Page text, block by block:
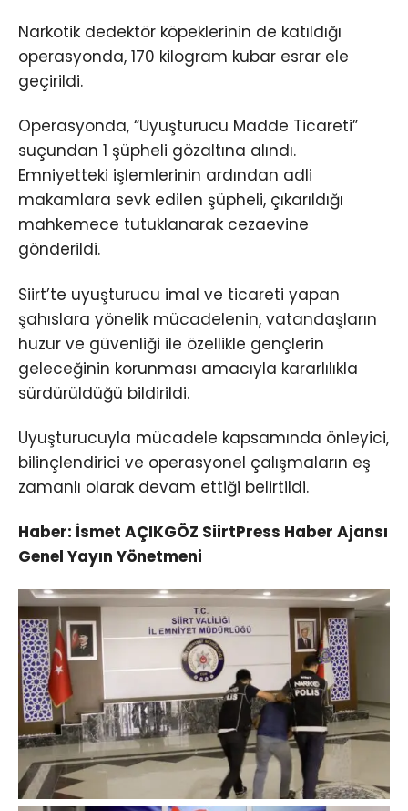
Narkotik dedektör köpeklerinin de katıldığı
operasyonda, 170 kilogram kubar esrar ele
geçirildi.
Operasyonda, “Uyuşturucu Madde Ticareti”
suçundan 1 şüpheli gözaltına alındı.
Emniyetteki işlemlerinin ardından adli
makamlara sevk edilen şüpheli, çıkarıldığı
mahkemece tutuklanarak cezaevine
gönderildi.
Siirt’te uyuşturucu imal ve ticareti yapan
şahıslara yönelik mücadelenin, vatandaşların
huzur ve güvenliği ile özellikle gençlerin
geleceğinin korunması amacıyla kararlılıkla
sürdürüldüğü bildirildi.
Uyuşturucuyla mücadele kapsamında önleyici,
bilinçlendirici ve operasyonel çalışmaların eş
zamanlı olarak devam ettiği belirtildi.
Haber: İsmet AÇIKGÖZ SiirtPress Haber Ajansı
Genel Yayın Yönetmeni